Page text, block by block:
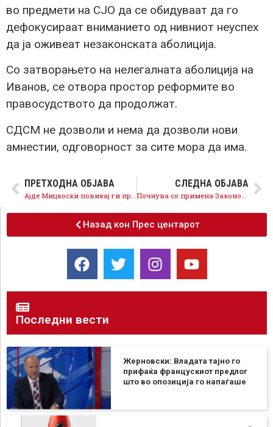
во предмети на СЈО да се обидуваат да го
дефокусираат вниманието од нивниот неуспех
да ја оживеат незаконската аболиција.
Со затворањето на нелегалната аболиција на
Иванов, се отвора простор реформите во
правосудството да продолжат.
СДСМ не дозволи и нема да дозволи нови
амнестии, одговорност за сите мора да има.
ПРЕТХОДНА ОБЈАВА
Ајде Мицкоски повикај ги пратениците на ВМРО ДПМНЕ да го поддржат автентичното толкување поднесено од СДСМ
СЛЕДНА ОБЈАВА
Почнува со примена Законот инспекциски надзор, наместо репресија се обезбедува превентива, за СДСМ владеењето на правото е приоритет
Назад кон Прес центарот
Последни вести
Жерновски: Владата тајно го
прифаќа францускиот предлог
што во опозиција го напаѓаше